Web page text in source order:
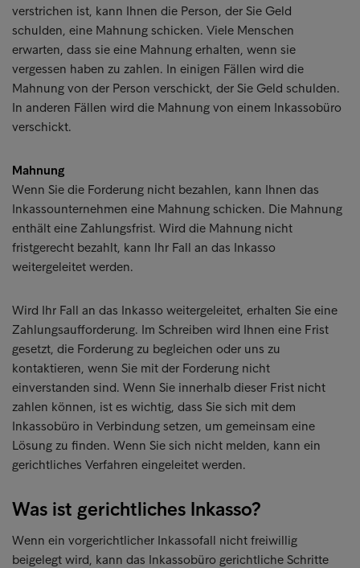
verstrichen ist, kann Ihnen die Person, der Sie Geld
schulden, eine Mahnung schicken. Viele Menschen
erwarten, dass sie eine Mahnung erhalten, wenn sie
vergessen haben zu zahlen. In einigen Fällen wird die
Mahnung von der Person verschickt, der Sie Geld schulden.
In anderen Fällen wird die Mahnung von einem Inkassobüro
verschickt.
Mahnung
Wenn Sie die Forderung nicht bezahlen, kann Ihnen das
Inkassounternehmen eine Mahnung schicken. Die Mahnung
enthält eine Zahlungsfrist. Wird die Mahnung nicht
fristgerecht bezahlt, kann Ihr Fall an das Inkasso
weitergeleitet werden.
Wird Ihr Fall an das Inkasso weitergeleitet, erhalten Sie eine
Zahlungsaufforderung. Im Schreiben wird Ihnen eine Frist
gesetzt, die Forderung zu begleichen oder uns zu
kontaktieren, wenn Sie mit der Forderung nicht
einverstanden sind. Wenn Sie innerhalb dieser Frist nicht
zahlen können, ist es wichtig, dass Sie sich mit dem
Inkassobüro in Verbindung setzen, um gemeinsam eine
Lösung zu finden. Wenn Sie sich nicht melden, kann ein
gerichtliches Verfahren eingeleitet werden.
Was ist gerichtliches Inkasso?
Wenn ein vorgerichtlicher Inkassofall nicht freiwillig
beigelegt wird, kann das Inkassobüro gerichtliche Schritte